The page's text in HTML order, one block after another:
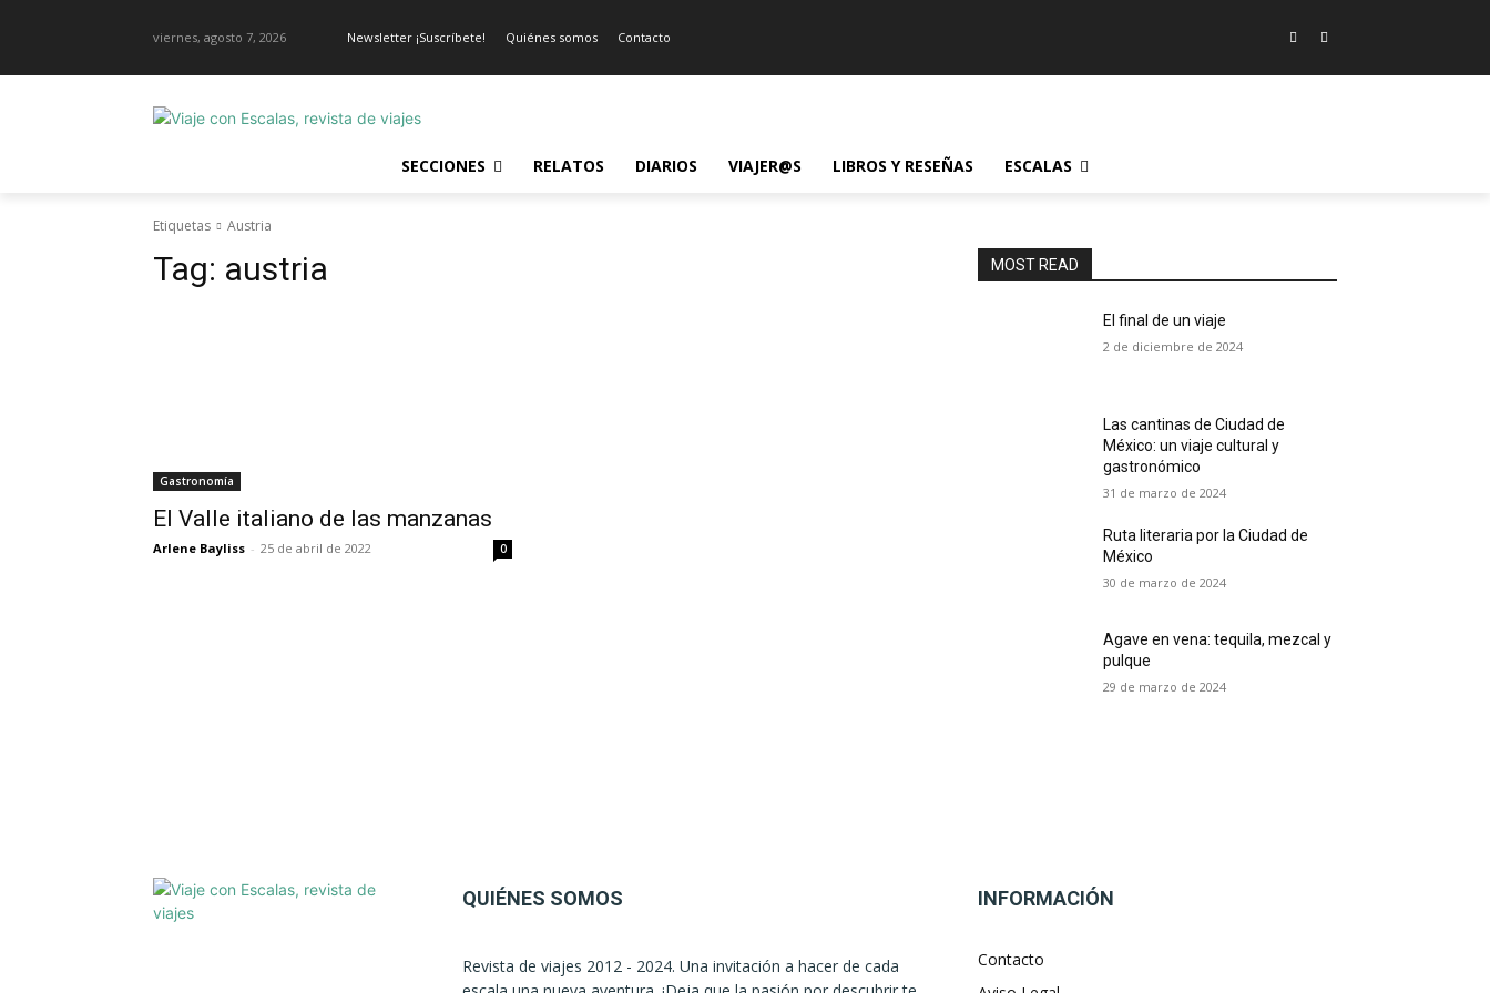
viernes, agosto 7, 2026 Newsletter ¡Suscríbete! Quiénes somos Contacto
SECCIONES RELATOS DIARIOS VIAJER@S LIBROS Y RESEÑAS ESCALAS
Etiquetas Austria
Tag: austria
Gastronomía
El Valle italiano de las manzanas
Arlene Bayliss - 25 de abril de 2022 0
MOST READ
El final de un viaje
2 de diciembre de 2024
Las cantinas de Ciudad de
México: un viaje cultural y
gastronómico
31 de marzo de 2024
Ruta literaria por la Ciudad de
México
30 de marzo de 2024
Agave en vena: tequila, mezcal y
pulque
29 de marzo de 2024
QUIÉNES SOMOS
Revista de viajes 2012 - 2024. Una invitación a hacer de cada
INFORMACIÓN
Contacto